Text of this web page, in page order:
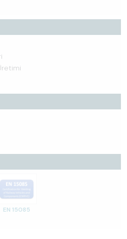
EN 15085